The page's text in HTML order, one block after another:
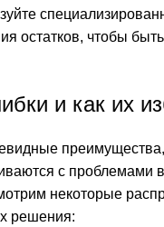
остатков, чтобы
и как их
с проблемами
некоторые
решения: